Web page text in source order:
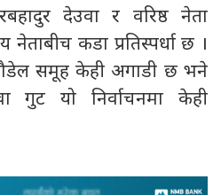
देउवा र वरिष्ठ नेता
नेताबीच कडा प्रतिस्पर्धा छ ।
समूह केही अगाडी छ भने
गुट यो निर्वाचनमा केही